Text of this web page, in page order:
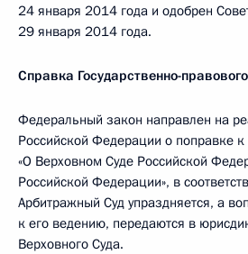
24 января 2014 года и одобрен
29 января 2014 года.
Справка Государственно-
Федеральный закон направлен на
Российской Федерации о поправке к
«О Верховном Суде Российской
Российской Федерации», в
Арбитражный Суд упраздняется, а
к его ведению, передаются в
Верховного Суда.